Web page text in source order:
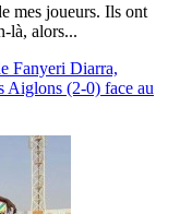
mes joueurs. Ils ont
là, alors...
Fanyeri Diarra,
Aiglons (2-0) face au